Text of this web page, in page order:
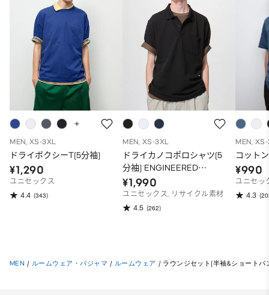
MEN, XS-3XL
ドライボクシーT(5分袖)
¥1,290
ユニセックス
4.4 (343)
MEN, XS-3XL
ドライカノコポロシャツ(5
分袖) ENGINEERED
GARMENTS
¥1,990
ユニセックス, リサイクル素材
4.5 (262)
MEN,
コット
¥990
ユニセッ
4.3
MEN / ルームウェア・パジャマ / ルームウェア / ラウンジセット(半袖&ショートパ